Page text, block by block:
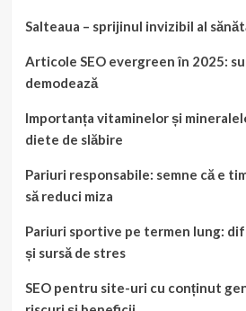
Salteaua – sprijinul invizibil al
Articole SEO evergreen în 2025:
demodează
Importanța vitaminelor și
diete de slăbire
Pariuri responsabile: semne că e
să reduci miza
Pariuri sportive pe termen lung:
și sursă de stres
SEO pentru site-uri cu conținut